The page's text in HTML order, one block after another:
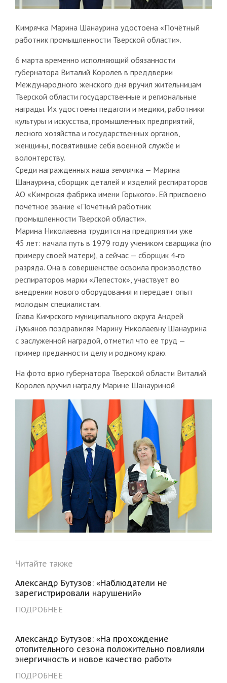
Кимрячка Марина Шанаурина удостоена «Почётный
работник промышленности Тверской области».
6 марта временно исполняющий обязанности
губернатора Виталий Королев в преддверии
Международного женского дня вручил жительницам
Тверской области государственные и региональные
награды. Их удостоены педагоги и медики, работники
культуры и искусства, промышленных предприятий,
лесного хозяйства и государственных органов,
женщины, посвятившие себя военной службе и
волонтерству.
Среди награжденных наша землячка — Марина
Шанаурина, сборщик деталей и изделий респираторов
АО «Кимрская фабрика имени Горького». Ей присвоено
почётное звание «Почётный работник
промышленности Тверской области».
Марина Николаевна трудится на предприятии уже
45 лет: начала путь в 1979 году учеником сварщика (по
примеру своей матери), а сейчас — сборщик 4‑го
разряда. Она в совершенстве освоила производство
респираторов марки «Лепесток», участвует во
внедрении нового оборудования и передает опыт
молодым специалистам.
Глава Кимрского муниципального округа Андрей
Лукьянов поздравиляя Марину Николаевну Шанаурина
с заслуженной наградой, отметил что ее труд —
пример преданности делу и родному краю.
На фото врио губернатора Тверской области Виталий
Королев вручил награду Марине Шанауриной
Читайте также
Александр Бутузов: «Наблюдатели не
зарегистрировали нарушений»
ПОДРОБНЕЕ
Александр Бутузов: «На прохождение
отопительного сезона положительно повлияли
энергичность и новое качество работ»
ПОДРОБНЕЕ